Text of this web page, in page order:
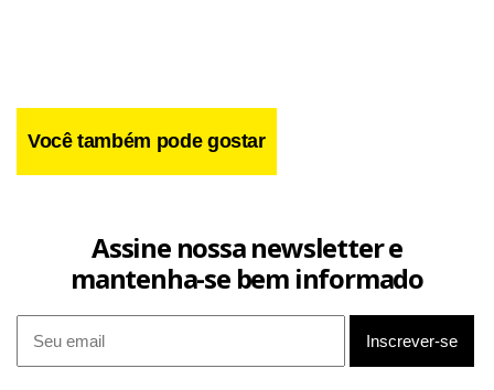
Você também pode gostar
Assine nossa newsletter e
mantenha-se bem informado